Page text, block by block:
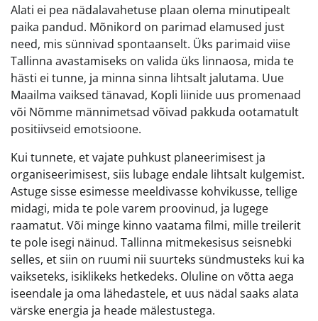
Alati ei pea nädalavahetuse plaan olema minutipealt
paika pandud. Mõnikord on parimad elamused just
need, mis sünnivad spontaanselt. Üks parimaid viise
Tallinna avastamiseks on valida üks linnaosa, mida te
hästi ei tunne, ja minna sinna lihtsalt jalutama. Uue
Maailma vaiksed tänavad, Kopli liinide uus promenaad
või Nõmme männimetsad võivad pakkuda ootamatult
positiivseid emotsioone.
Kui tunnete, et vajate puhkust planeerimisest ja
organiseerimisest, siis lubage endale lihtsalt kulgemist.
Astuge sisse esimesse meeldivasse kohvikusse, tellige
midagi, mida te pole varem proovinud, ja lugege
raamatut. Või minge kinno vaatama filmi, mille treilerit
te pole isegi näinud. Tallinna mitmekesisus seisnebki
selles, et siin on ruumi nii suurteks sündmusteks kui ka
vaikseteks, isiklikeks hetkedeks. Oluline on võtta aega
iseendale ja oma lähedastele, et uus nädal saaks alata
värske energia ja heade mälestustega.